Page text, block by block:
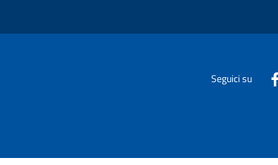
Seguici su